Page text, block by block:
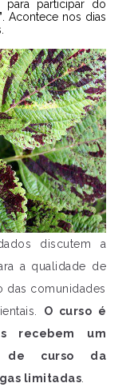
para participar do
. Acontece nos dias
discutem a
a qualidade de
das comunidades
O curso é
recebem um
de curso da
limitadas